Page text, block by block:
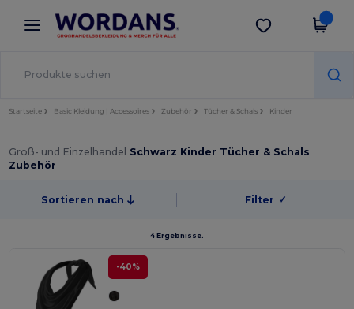
× Wordans App
Bessere Preise in der App!
App holen
Startseite Basic Kleidung | Accessoires Zubehör Tücher & Schals Kinder
Groß- und Einzelhandel Schwarz Kinder Tücher & Schals
Zubehör
Sortieren nach Filter ✓
4 Ergebnisse.
-40%